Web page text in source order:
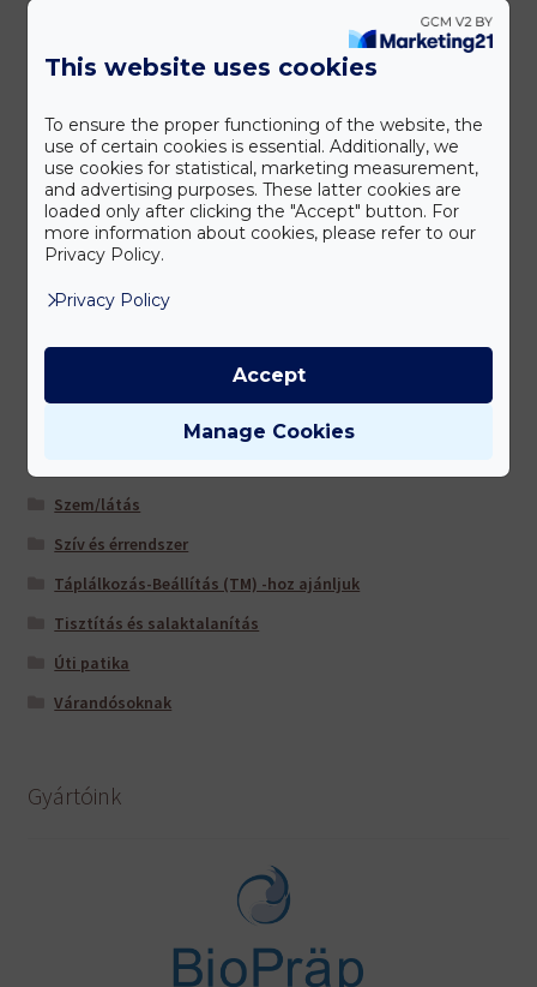
Időseknek
Koleszterin- és triglicerid szint
Könyvek
Kozmetikumok
Légút/tüdő
Lézer eszközök
Máj és epe
Multivitaminok/ ásványi anyagok
Szem/látás
Szív és érrendszer
Táplálkozás-Beállítás (TM) -hoz ajánljuk
Tisztítás és salaktalanítás
Úti patika
Várandósoknak
Gyártóink
This website uses cookies
To ensure the proper functioning of the website, the
use of certain cookies is essential. Additionally, we
use cookies for statistical, marketing measurement,
and advertising purposes. These latter cookies are
loaded only after clicking the "Accept" button. For
more information about cookies, please refer to our
Privacy Policy.
Privacy Policy
Manage Cookies
Accept